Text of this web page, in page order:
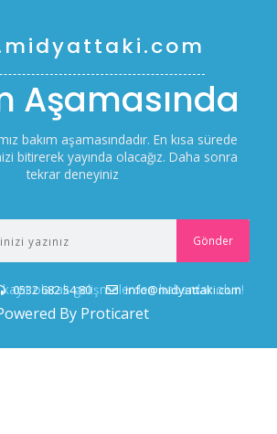
Aşamasında
bakım aşamasındadır. En kısa sürede
bitirerek yayında olacağız. Daha sonra
tekrar deneyiniz
olarak gelişmelerden haberdar olun!
0532 682 54 80 info@midyattaki.com
By Proticaret